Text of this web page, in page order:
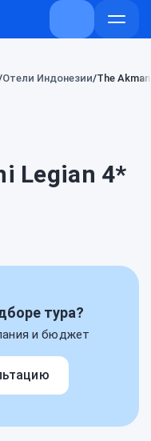
+7 (800) 707-
Отели Индонезии The
Legian 4*
тура?
и бюджет